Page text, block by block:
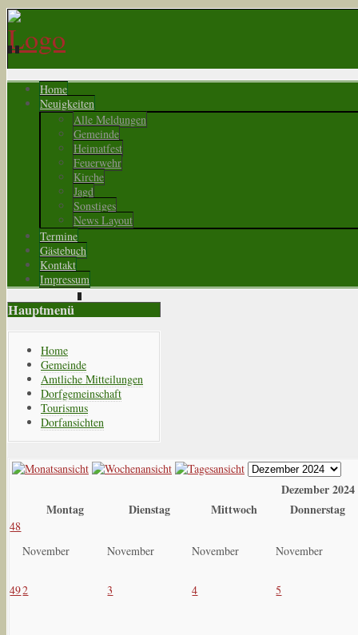
Home
Neuigkeiten
Alle Meldungen
Gemeinde
Heimatfest
Feuerwehr
Kirche
Jagd
Sonstiges
News Layout
Termine
Gästebuch
Kontakt
Impressum
Hauptmenü
Home
Gemeinde
Amtliche Mitteilungen
Dorfgemeinschaft
Tourismus
Dorfansichten
Dezember 2024
Montag
Dienstag Mittwoch Donnerstag
48
November
November November November
492 3 4 5